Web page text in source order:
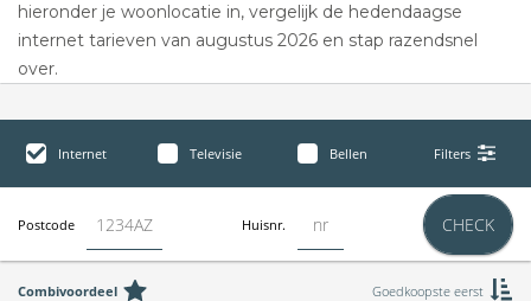
hieronder je woonlocatie in, vergelijk de hedendaagse
internet tarieven van augustus 2026 en stap razendsnel
over.
Internet Televisie Bellen Filters
Postcode Huisnr. CHECK
Combivoordeel Goedkoopste eerst